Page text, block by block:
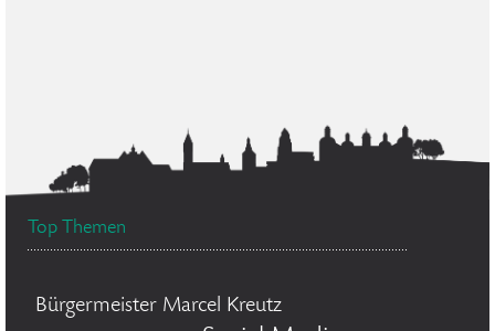
Top Themen
Bürgermeister Marcel Kreutz